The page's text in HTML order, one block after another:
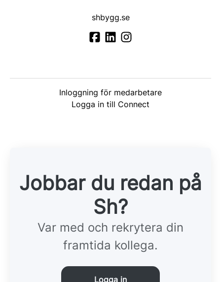
shbygg.se
Inloggning för medarbetare
Logga in till Connect
Jobbar du redan på
Sh?
Var med och rekrytera din
framtida kollega.
Logga in